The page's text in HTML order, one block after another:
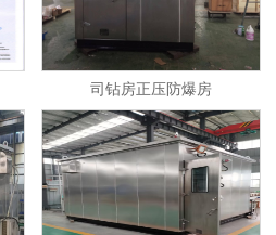
司钻房正压防爆房